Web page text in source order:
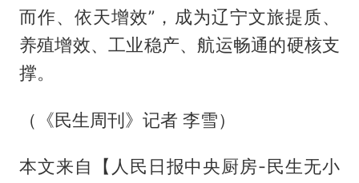
而作、依天增效”，成为辽宁文旅提质、
养殖增效、工业稳产、航运畅通的硬核支
撑。
（《民生周刊》记者 李雪）
本文来自【人民日报中央厨房-民生无小